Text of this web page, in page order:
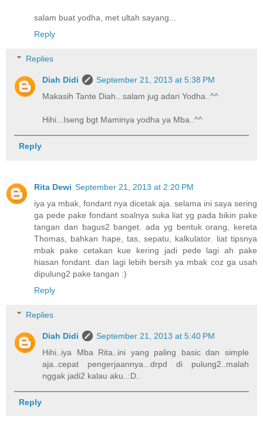
salam buat yodha, met ultah sayang...
Reply
Replies
Diah Didi
September 21, 2013 at 5:38 PM
Makasih Tante Diah...salam jug adari Yodha..^^
Hihi...Iseng bgt Maminya yodha ya Mba..^^
Reply
Rita Dewi September 21, 2013 at 2:20 PM
iya ya mbak, fondant nya dicetak aja. selama ini saya sering
ga pede pake fondant soalnya suka liat yg pada bikin pake
tangan dan bagus2 banget. ada yg bentuk orang, kereta
Thomas, bahkan hape, tas, sepatu, kalkulator. liat tipsnya
mbak pake cetakan kue kering jadi pede lagi ah pake
hiasan fondant. dan lagi lebih bersih ya mbak coz ga usah
dipulung2 pake tangan :)
Reply
Replies
Diah Didi
September 21, 2013 at 5:40 PM
Hihi..iya Mba Rita..ini yang paling basic dan simple
aja..cepat pengerjaannya...drpd di pulung2..malah
nggak jadi2 kalau aku..:D..
Reply